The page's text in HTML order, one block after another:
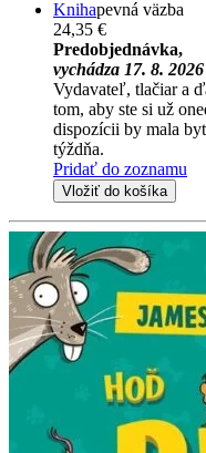
Knihapevná väzba
24,35 €
Predobjednávka,
vychádza 17. 8. 2026
Vydavateľ, tlačiar a
tom, aby ste si už
dispozícii by mala
týždňa.
Pridať do zoznamu
Vložiť do košíka